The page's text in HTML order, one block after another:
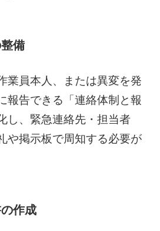
備
業員本人、または異変を発
報告できる「連絡体制と報
し、緊急連絡先・担当者
や掲示板で周知する必要が
作成